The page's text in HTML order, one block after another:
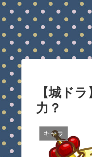
【城ド
力？
キャラ